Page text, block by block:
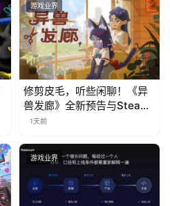
游戏业界
修剪皮毛，听些闲聊！《异
兽发廊》全新预告与Steam
免费试玩公开
1天前
游戏业界